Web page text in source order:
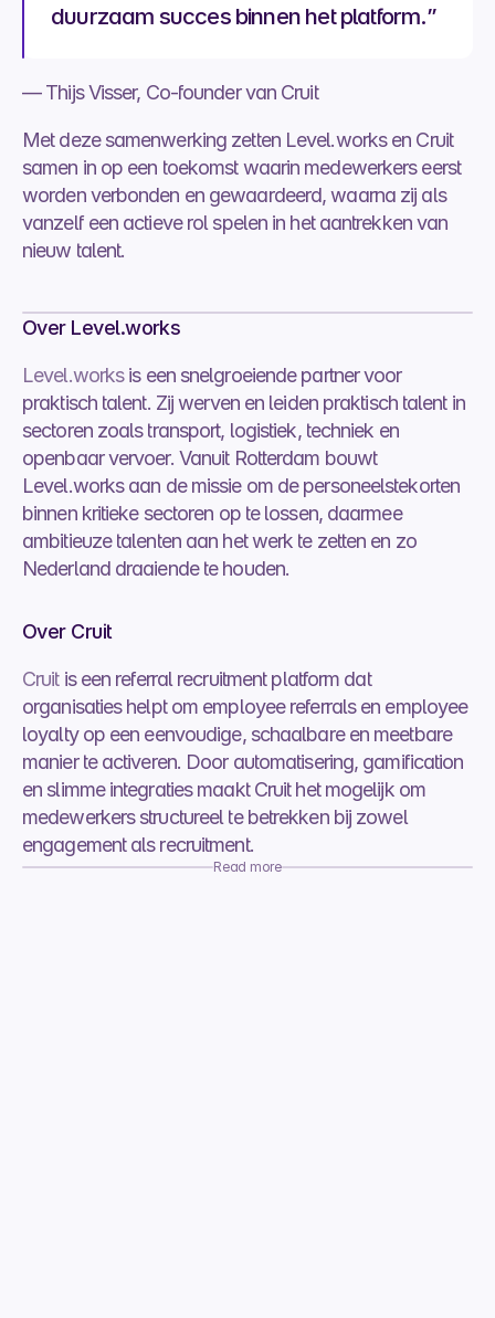
duurzaam succes binnen het platform.”
— Thijs Visser, Co-founder van Cruit
Met deze samenwerking zetten Level.works en Cruit
samen in op een toekomst waarin medewerkers eerst
worden verbonden en gewaardeerd, waarna zij als
vanzelf een actieve rol spelen in het aantrekken van
nieuw talent.
Over Level.works
Level.works is een snelgroeiende partner voor
praktisch talent. Zij werven en leiden praktisch talent in
sectoren zoals transport, logistiek, techniek en
openbaar vervoer. Vanuit Rotterdam bouwt
Level.works aan de missie om de personeelstekorten
binnen kritieke sectoren op te lossen, daarmee
ambitieuze talenten aan het werk te zetten en zo
Nederland draaiende te houden.
Over Cruit
Cruit is een referral recruitment platform dat
organisaties helpt om employee referrals en employee
loyalty op een eenvoudige, schaalbare en meetbare
manier te activeren. Door automatisering, gamification
en slimme integraties maakt Cruit het mogelijk om
medewerkers structureel te betrekken bij zowel
engagement als recruitment.
Read more